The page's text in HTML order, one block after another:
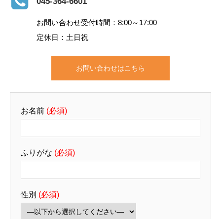
給与 社内規定による
昇給・賞
与
あり
福利厚生
通勤手当、住宅手当、健康保
人が働ける意志があり続けるま
応募条件
学歴：専修・各種学校、高等専
門学校、高等学校卒以上
お問い合わせ受付時間：8:00～17:00
定休日：土日祝
お問い合わせはこちら
お名前 (必須)
ふりがな (必須)
性別 (必須)